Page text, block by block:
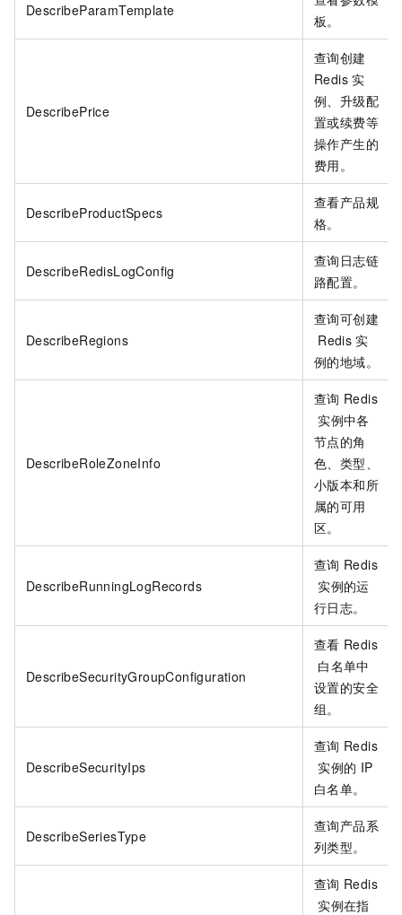
DescribeParamTemplate
板。
DescribePrice
查询创建
Redis 实
例、升级配
置或续费等
操作产生的
费用。
DescribeProductSpecs
查看产品规
格。
DescribeRedisLogConfig
查询日志链
路配置。
DescribeRegions
查询可创建
Redis 实
例的地域。
DescribeRoleZoneInfo
查询 Redis
实例中各
节点的角
色、类型、
小版本和所
属的可用
区。
DescribeRunningLogRecords
查询 Redis
实例的运
行日志。
DescribeSecurityGroupConfiguration
查看 Redis
白名单中
设置的安全
组。
DescribeSecurityIps
查询 Redis
实例的 IP
白名单。
DescribeSeriesType
查询产品系
列类型。
查询 Redis
实例在指